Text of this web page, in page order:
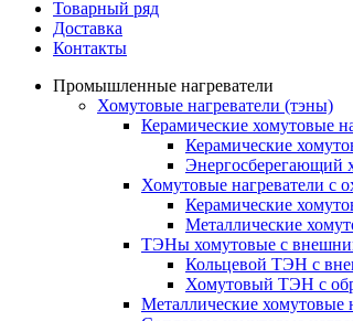
Товарный ряд
Доставка
Контакты
Промышленные нагреватели
Хомутовые нагреватели (тэны)
Керамические хомутовые
Керамические
Энергосберегающий
Хомутовые нагреватели с
Керамические
Металлические
ТЭНы хомутовые с
Кольцевой ТЭН с
Хомутовый ТЭН с
Металлические хомутовые